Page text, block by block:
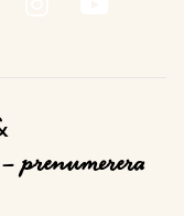
prenumerera